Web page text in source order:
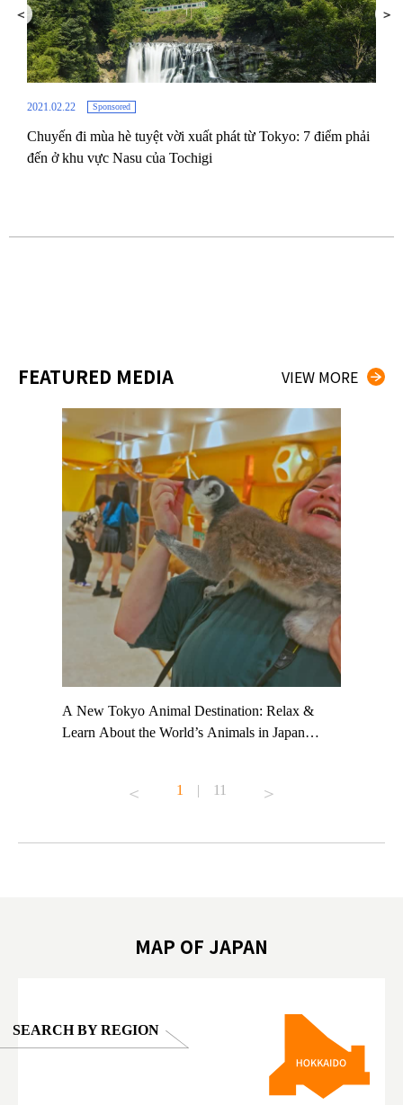
FEATURED MEDIA VIEW MORE
#kyoto
A New Tokyo Animal Destination: Relax &
Learn About the World’s Animals in Japan
#japantrip #카피바라 #애니터치 #아이와가볼
京親子景點 #日本動物互動體驗 #水豚泡澡 #
1 | 11
MAP OF JAPAN
SEARCH BY REGION
2021.02.22 Sponsored
Chuyến đi mùa hè tuyệt vời xuất phát từ Tokyo: 7 điểm phải
đến ở khu vực Nasu của Tochigi